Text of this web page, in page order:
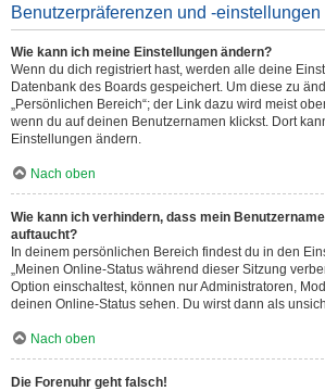
Benutzerpräferenzen und -einstellungen
Wie kann ich meine Einstellungen ändern?
Wenn du dich registriert hast, werden alle deine
Datenbank des Boards gespeichert. Um diese zu
„Persönlichen Bereich“; der Link dazu wird meist
wenn du auf deinen Benutzernamen klickst. Dort
Einstellungen ändern.
Nach oben
Wie kann ich verhindern, dass mein
auftaucht?
In deinem persönlichen Bereich findest du in den
„Meinen Online-Status während dieser Sitzung
Option einschaltest, können nur Administratoren,
deinen Online-Status sehen. Du wirst dann als
Nach oben
Die Forenuhr geht falsch!